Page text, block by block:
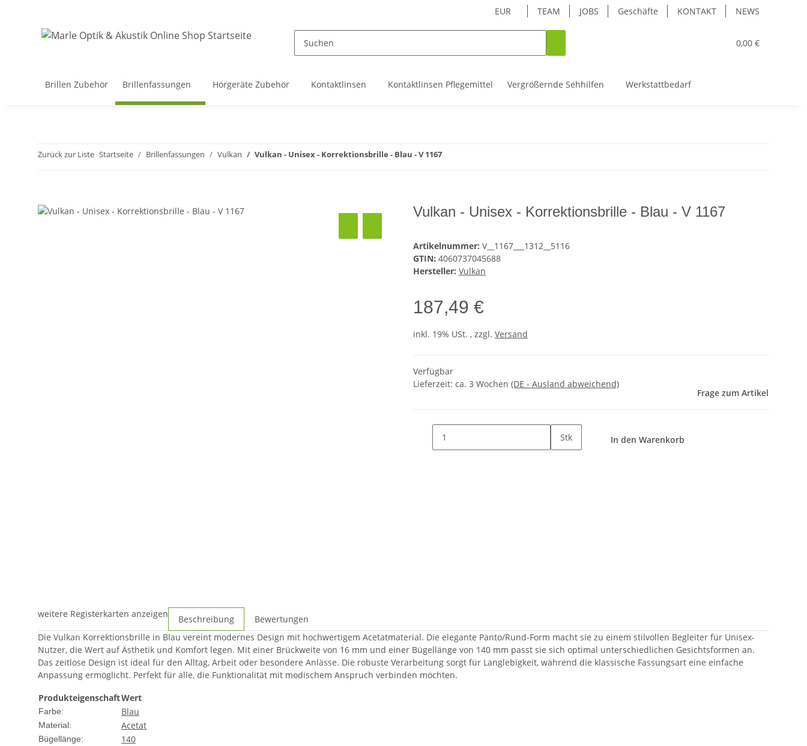
EUR TEAM JOBS Geschäfte KONTAKT NEWS
0,00 €
Brillen Zubehör Brillenfassungen Hörgeräte Zubehör Kontaktlinsen Kontaktlinsen Pflegemittel Vergrößernde Sehhilfen Werkstattbedarf
Zurück zur Liste Startseite Brillenfassungen Vulkan Vulkan - Unisex - Korrektionsbrille - Blau - V 1167
Vulkan - Unisex - Korrektionsbrille - Blau - V 1167
Artikelnummer: V__1167___1312__5116
GTIN: 4060737045688
Hersteller: Vulkan
187,49 €
inkl. 19% USt. , zzgl. Versand
Verfügbar
Lieferzeit: ca. 3 Wochen (DE - Ausland abweichend)
Frage zum Artikel
Stk In den Warenkorb
weitere Registerkarten anzeigen Beschreibung
Bewertungen
Die Vulkan Korrektionsbrille in Blau vereint modernes Design mit hochwertigem Acetatmaterial. Die elegante Panto/Rund-Form macht sie zu einem stilvollen Begleiter für Unisex-
Nutzer, die Wert auf Ästhetik und Komfort legen. Mit einer Brückweite von 16 mm und einer Bügellänge von 140 mm passt sie sich optimal unterschiedlichen Gesichtsformen an.
Das zeitlose Design ist ideal für den Alltag, Arbeit oder besondere Anlässe. Die robuste Verarbeitung sorgt für Langlebigkeit, während die klassische Fassungsart eine einfache
Anpassung ermöglicht. Perfekt für alle, die Funktionalität mit modischem Anspruch verbinden möchten.
ProdukteigenschaftWert
Farbe: Blau
Material: Acetat
Bügellänge: 140